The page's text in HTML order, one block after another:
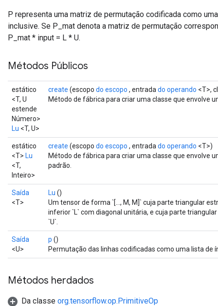
P representa uma matriz de permutação codificada como
inclusive. Se P_mat denota a matriz de permutação
P_mat * input = L * U.
Métodos Públicos
estático
<T, U
estende
Número>
Lu <T, U>
create (escopo do escopo , entrada do operando <T>,
Método de fábrica para criar uma classe que envolve
estático
<T> Lu
<T,
Inteiro>
create (escopo do escopo , entrada do operando <T>)
Método de fábrica para criar uma classe que envolve
padrão.
Saída
<T>
Lu ()
Um tensor de forma `[..., M, M]` cuja parte triangular
inferior `L` com diagonal unitária, e cuja parte
`U`.
Saída
<U>
p ()
Permutação das linhas codificadas como uma lista de
Métodos herdados
Da classe org.tensorflow.op.PrimitiveOp